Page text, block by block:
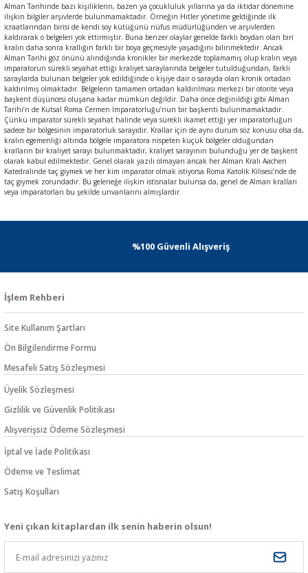
Alman Tarihinde bazı kişiliklerin, bazen ya çocukluluk yıllarına ya da iktidar dönemine
ilişkin bilgiler arşivlerde bulunmamaktadır. Örneğin Hitler yönetime geldiğinde ilk
icraatlarından birisi de kendi soy kütüğünü nüfus müdürlüğünden ve arşivlerden
kaldırarak o belgeleri yok ettirmiştir. Buna benzer olaylar genelde farklı boydan olan biri
kralın daha sonra krallığın farklı bir boya geçmesiyle yaşadığını bilinmektedir. Ancak
Alman Tarihi göz önünü alındığında kronikler bir merkezde toplamamış olup kralın veya
imparatorun sürekli seyahat ettiği kraliyet saraylarında belgeler tutulduğundan, farklı
saraylarda bulunan belgeler yok edildiğinde o kişiye dair o sarayda olan kronik ortadan
kaldırılmış olmaktadır. Belgelerin tamamen ortadan kaldırılması merkezi bir otorite veya
başkent düşüncesi oluşana kadar mümkün değildir. Daha önce değinildiği gibi Alman
Tarihi’n de Kutsal Roma Cermen İmparatorluğu’nun bir başkenti bulunmamaktadır.
Çünkü imparator sürekli seyahat halinde veya sürekli ikamet ettiği yer imparatorluğun
sadece bir bölgesinin imparatorluk sarayıdır. Krallar için de aynı durum söz konusu olsa da,
kralın egemenliği altında bölgele imparatora nispeten küçük bölgeler olduğundan
kralların bir kraliyet sarayı bulunmaktadır, kraliyet sarayının bulunduğu yer de başkent
olarak kabul edilmektedir. Genel olarak yazılı olmayan ancak her Alman Kralı Aachen
Katedralinde taç giymek ve her kim imparator olmak istiyorsa Roma Katolik Kilisesi’nde de
taç giymek zorundadır. Bu geleneğe ilişkin istisnalar bulunsa da, genel de Alman kralları
veya imparatorları bu şekilde unvanlarını almışlardır.
%100 Güvenli Alışveriş
İşlem Rehberi
Site Kullanım Şartları
Ön Bilgilendirme Formu
Mesafeli Satış Sözleşmesi
Üyelik Sözleşmesi
Gizlilik ve Güvenlik Politikası
Alışverişsiz Ödeme Sözleşmesi
İptal ve İade Politikası
Ödeme ve Teslimat
Satış Koşulları
Yeni çıkan kitaplardan ilk senin haberin olsun!